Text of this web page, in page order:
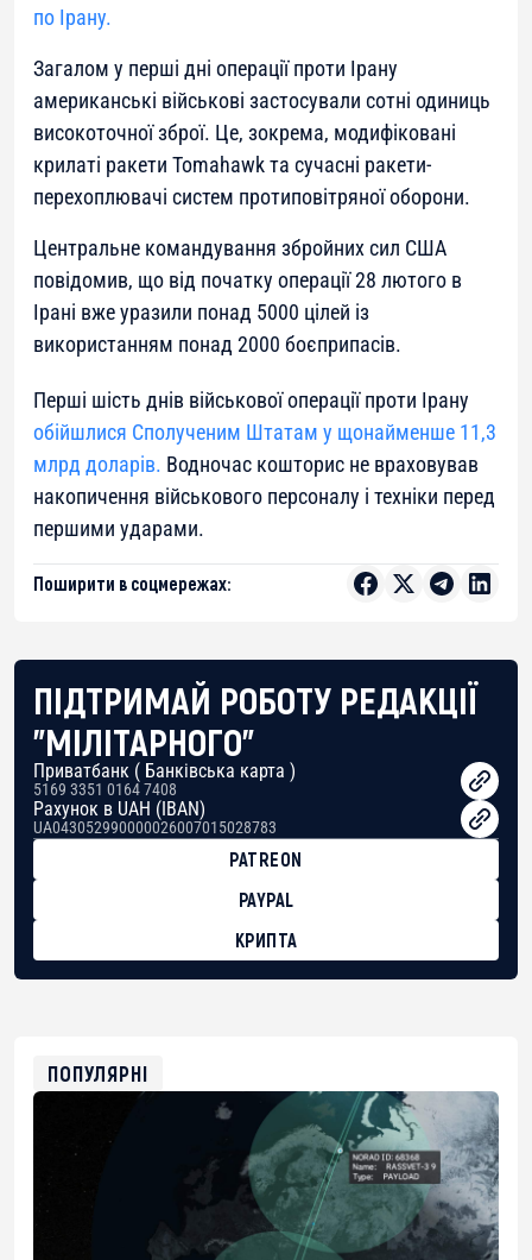
по Ірану.
Загалом у перші дні операції проти Ірану
американські військові застосували сотні одиниць
високоточної зброї. Це, зокрема, модифіковані
крилаті ракети Tomahawk та сучасні ракети-
перехоплювачі систем протиповітряної оборони.
Центральне командування збройних сил США
повідомив, що від початку операції 28 лютого в
Ірані вже уразили понад 5000 цілей із
використанням понад 2000 боєприпасів.
Перші шість днів військової операції проти Ірану
обійшлися Сполученим Штатам у щонайменше 11,3
млрд доларів. Водночас кошторис не враховував
накопичення військового персоналу і техніки перед
першими ударами.
Поширити в соцмережах:
ПІДТРИМАЙ РОБОТУ РЕДАКЦІЇ
"МІЛІТАРНОГО"
Приватбанк ( Банківська карта )
5169 3351 0164 7408
Рахунок в UAH (IBAN)
UA043052990000026007015028783
PATREON
PAYPAL
КРИПТА
0xfD02863D3289416fcF50975c9DFda13623f97758
ПОПУЛЯРНІ